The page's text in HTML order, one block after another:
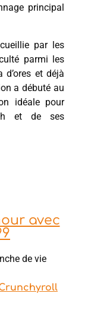
principal
par les
parmi les
et déjà
a débuté au
idéale pour
et de ses
avec
de vie